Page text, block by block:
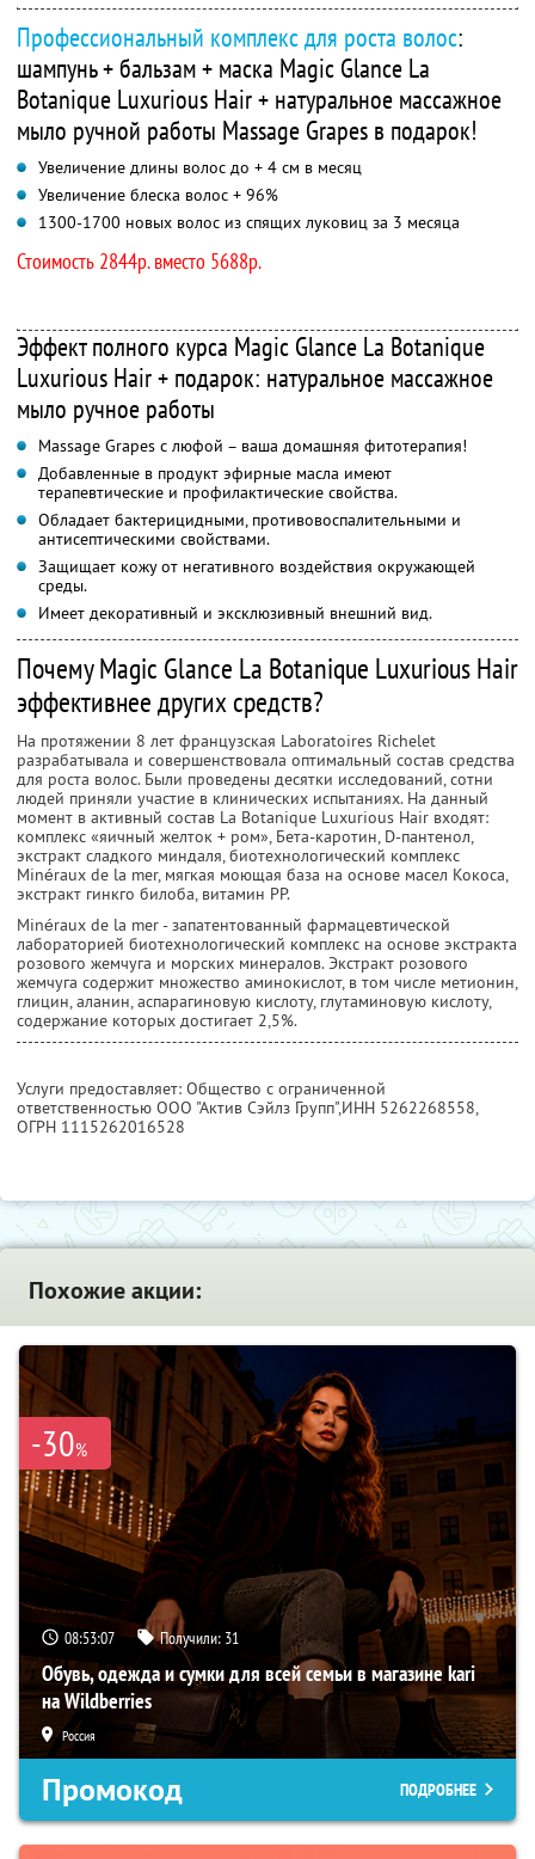
Профессиональный комплекс для роста волос:
шампунь + бальзам + маска Magic Glance La
Botanique Luxurious Hair + натуральное массажное
мыло ручной работы Massage Grapes в подарок!
Увеличение длины волос до + 4 см в месяц
Увеличение блеска волос + 96%
1300-1700 новых волос из спящих луковиц за 3 месяца
Стоимость 2844р. вместо 5688р.
Эффект полного курса Magic Glance La Botanique
Luxurious Hair + подарок: натуральное массажное
мыло ручное работы
Massage Grapes с люфой – ваша домашняя фитотерапия!
Добавленные в продукт эфирные масла имеют
терапевтические и профилактические свойства.
Обладает бактерицидными, противовоспалительными и
антисептическими свойствами.
Защищает кожу от негативного воздействия окружающей
среды.
Имеет декоративный и эксклюзивный внешний вид.
Почему Magic Glance La Botanique Luxurious Hair
эффективнее других средств?
На протяжении 8 лет французская Laboratoires Richelet
разрабатывала и совершенствовала оптимальный состав средства
для роста волос. Были проведены десятки исследований, сотни
людей приняли участие в клинических испытаниях. На данный
момент в активный состав La Botanique Luxurious Hair входят:
комплекс «яичный желток + ром», Бета-каротин, D-пантенол,
экстракт сладкого миндаля, биотехнологический комплекс
Minéraux de la mer, мягкая моющая база на основе масел Кокоса,
экстракт гинкго билоба, витамин PP.
Minéraux de la mer - запатентованный фармацевтической
лабораторией биотехнологический комплекс на основе экстракта
розового жемчуга и морских минералов. Экстракт розового
жемчуга содержит множество аминокислот, в том числе метионин,
глицин, аланин, аспарагиновую кислоту, глутаминовую кислоту,
содержание которых достигает 2,5%.
Услуги предоставляет: Общество с ограниченной
ответственностью ООО "Актив Сэйлз Групп",ИНН 5262268558,
ОГРН 1115262016528
Похожие акции:
-30%
08:53:06 Получили: 31
Обувь, одежда и сумки для всей семьи в магазине kari
на Wildberries
Россия
Промокод ПОДРОБНЕЕ